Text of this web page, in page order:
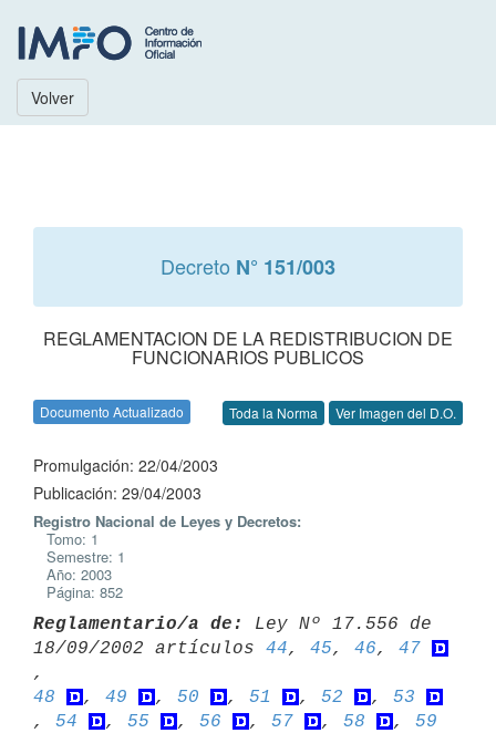
Volver
Decreto N° 151/003
REGLAMENTACION DE LA REDISTRIBUCION DE
FUNCIONARIOS PUBLICOS
Documento Actualizado Toda la Norma Ver Imagen del D.O.
Promulgación: 22/04/2003
Publicación: 29/04/2003
Registro Nacional de Leyes y Decretos:
Tomo: 1
Semestre: 1
Año: 2003
Página: 852
Reglamentario/a de:
Ley Nº 17.556 de
18/09/2002 artículos 44, 45, 46, 47
48
, 49 , 50 , 51 , 52 , 53
, 54 , 55 , 56 , 57 , 58 , 59